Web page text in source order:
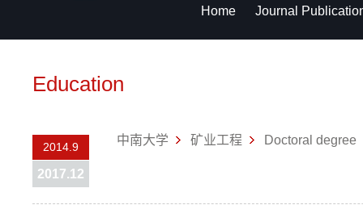
Home Journal
Education
2014.9
2017.12
中南大学 矿业工程 Doctoral degree